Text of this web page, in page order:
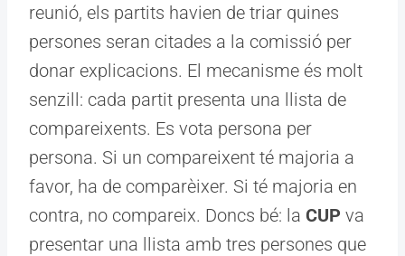
reunió, els partits havien de triar quines
persones seran citades a la comissió per
donar explicacions. El mecanisme és molt
senzill: cada partit presenta una llista de
compareixents. Es vota persona per
persona. Si un compareixent té majoria a
favor, ha de comparèixer. Si té majoria en
contra, no compareix. Doncs bé: la CUP va
presentar una llista amb tres persones que